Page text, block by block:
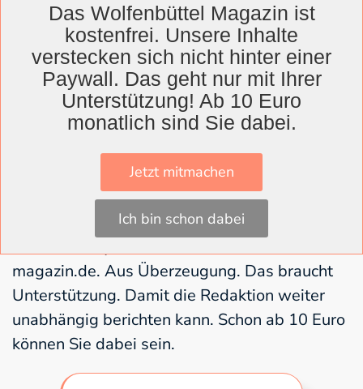
bis 31.12. können sich Bands aus der Region
bewerben.
Internet:www.rockbuero-wolfenbuettel.de
Das Wolfenbüttel Magazin arbeitet
unabhängig und frei von Konzerninteressen.
Seine Inhalte liefert es für alle frei zugänglich
magazin.de. Aus Überzeugung. Das braucht
Unterstützung. Damit die Redaktion weiter
unabhängig berichten kann. Schon ab 10 Euro
können Sie dabei sein.
Das Wolfenbüttel Magazin ist
kostenfrei. Unsere Inhalte
verstecken sich nicht hinter einer
Paywall. Das geht nur mit Ihrer
Unterstützung! Ab 10 Euro
monatlich sind Sie dabei.
Jetzt mitmachen
Ich bin schon dabei